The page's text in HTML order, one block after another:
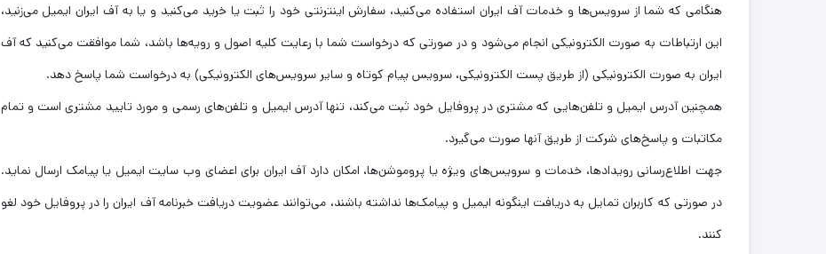
هنگامی که شما از سرویس‌ها و خدمات آف ایران استفاده می‌کنید، سفارش اینترنتی خود را ثبت یا خرید می‌کنید و یا به آف ایران ایمیل می‌زنید،
این ارتباطات به صورت الکترونیکی انجام می‌شود و در صورتی که درخواست شما با رعایت کلیه اصول و رویه‌ها باشد، شما موافقت می‌کنید که آف
ایران به صورت الکترونیکی (از طریق پست الکترونیکی، سرویس پیام کوتاه و سایر سرویس‌های الکترونیکی) به درخواست شما پاسخ دهد.
همچنین آدرس ایمیل و تلفن‌هایی که مشتری در پروفایل خود ثبت می‌کند، تنها آدرس ایمیل و تلفن‌های رسمی و مورد تایید مشتری است و تمام
مکاتبات و پاسخ‌های شرکت از طریق آنها صورت می‌گیرد.
جهت اطلاع‌رسانی رویدادها، خدمات و سرویس‌های ویژه یا پروموشن‌ها، امکان دارد آف ایران برای اعضای وب سایت ایمیل یا پیامک ارسال نماید.
در صورتی که کاربران تمایل به دریافت اینگونه ایمیل و پیامک‌ها نداشته باشند، می‌توانند عضویت دریافت خبرنامه آف ایران را در پروفایل خود لغو
کنند.